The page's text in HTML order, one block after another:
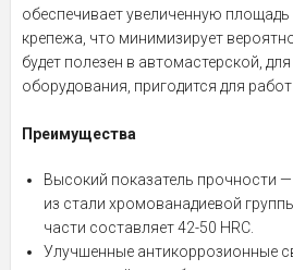
обеспечивает увеличенную
крепежа, что минимизирует
будет полезен в автомастерской,
оборудования, пригодится для
Преимущества
Высокий показатель прочности
из стали хромованадиевой
части составляет 42-50 HRC.
Улучшенные антикоррозионные